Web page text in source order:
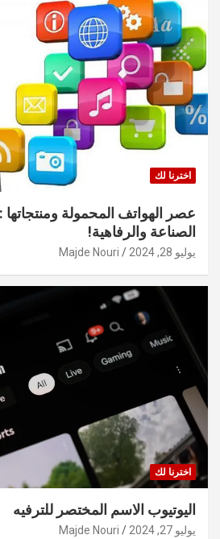
اخترنا لك
عصر الهواتف المحمولة
الصناعة والرفاهية!
يوليو 28, 2024 Majde Nouri
اخترنا لك
اليوتيوب الاسم المختصر للترفيه
يوليو 27, 2024 Majde Nouri